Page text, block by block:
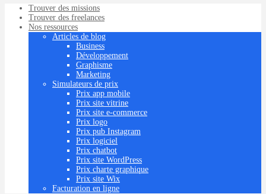
Trouver des missions
Trouver des freelances
Nos ressources
Articles de blog
Business
Développement
Graphisme
Marketing
Simulateurs de prix
Prix app mobile
Prix site vitrine
Prix site e-commerce
Prix logo
Prix pub Instagram
Prix logiciel
Prix chatbot
Prix site WordPress
Prix charte graphique
Prix site Wix
Facturation en ligne